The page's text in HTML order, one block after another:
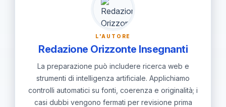
mirati per non lasciare indietro le
fasce più vulnerabili.
L'AUTORE
Redazione Orizzonte Insegnanti
La preparazione può includere ricerca web e
strumenti di intelligenza artificiale. Applichiamo
controlli automatici su fonti, coerenza e originalità; i
casi dubbi vengono fermati per revisione prima